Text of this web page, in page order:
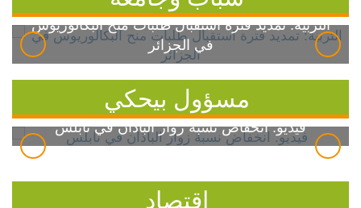
التربية: تمديد فترة استقبال طلبات منح البكالوريوس
في الجزائر
مسؤول بيحكي
فيديو: انخفاض نسبة زوار الباذان في نابلس
اقتصاد